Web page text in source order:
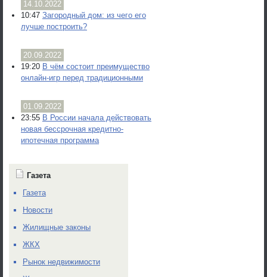
14.10.2022
10:47 Загородный дом: из чего его
лучше построить?
20.09.2022
19:20 В чём состоит преимущество
онлайн-игр перед традиционными
01.09.2022
23:55 В России начала действовать
новая бессрочная кредитно-
ипотечная программа
Газета
Газета
Новости
Жилищные законы
ЖКХ
Рынок недвижимости